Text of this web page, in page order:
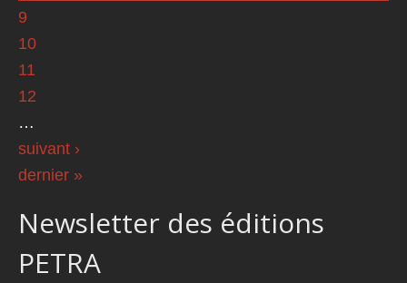
9
10
11
12
…
suivant ›
dernier »
Newsletter des éditions
PETRA